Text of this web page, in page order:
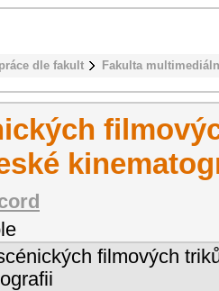
dle fakult Fakulta
filmových